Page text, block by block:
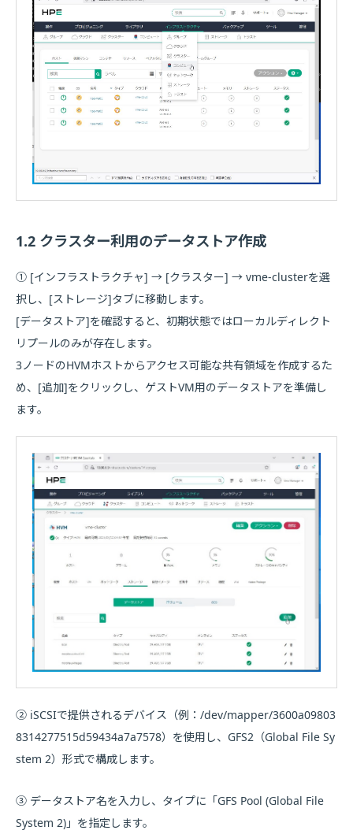
1.2 クラスター利用のデータストア作成
① [インフラストラクチャ] → [クラスター] → vme-clusterを選
択し、[ストレージ]タブに移動します。
[データストア]を確認すると、初期状態ではローカルディレクト
リプールのみが存在します。
3ノードのHVMホストからアクセス可能な共有領域を作成するた
め、[追加]をクリックし、ゲストVM用のデータストアを準備し
ます。
② iSCSIで提供されるデバイス（例：/dev/mapper/3600a09803
8314277515d59434a7a7578）を使用し、GFS2（Global File Sy
stem 2）形式で構成します。
③ データストア名を入力し、タイプに「GFS Pool (Global File
System 2)」を指定します。